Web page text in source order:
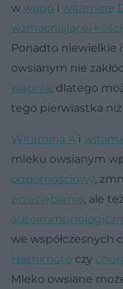
w wapń i witaminę
wzmacniającej kości
Ponadto niewielkie
owsianym nie
wapnia, dlatego
tego pierwiastka niż
Witamina A i
mleku owsianym
odpornościowy,
przeziębienia, ale
we współczesnych
Hashimoto czy
Mleko owsiane